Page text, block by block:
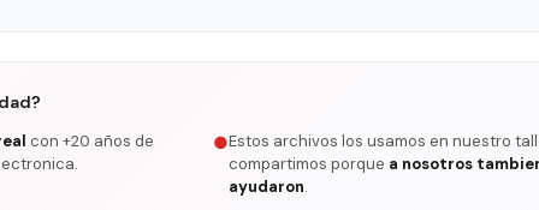
con +20 años de
●Estos archivos los usamos en nuestro
compartimos porque a nosotros
ayudaron.